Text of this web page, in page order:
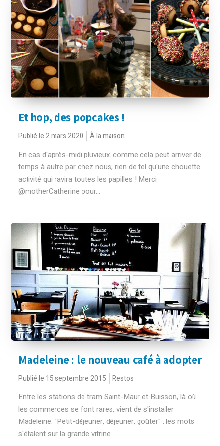
Et hop, des popcakes !
Publié le 2 mars 2020 À la maison
En cas d'après-midi pluvieux, comme cela peut arriver de
temps à autre par chez nous, rien de tel qu'une chouette
activité qui ravira toutes les papilles ! Merci
@motherCatherine pour...
Madeleine : le nouveau café à adopter
Publié le 15 septembre 2015 Restos
Entre les stations de tram Saint-Maur et Buisson, là où
les commerces se font rares, vient de s'installer
Madeleine. "Petit-déjeuner, déjeuner, goûter" : les mots
s'étalent sur la grande vitrine....